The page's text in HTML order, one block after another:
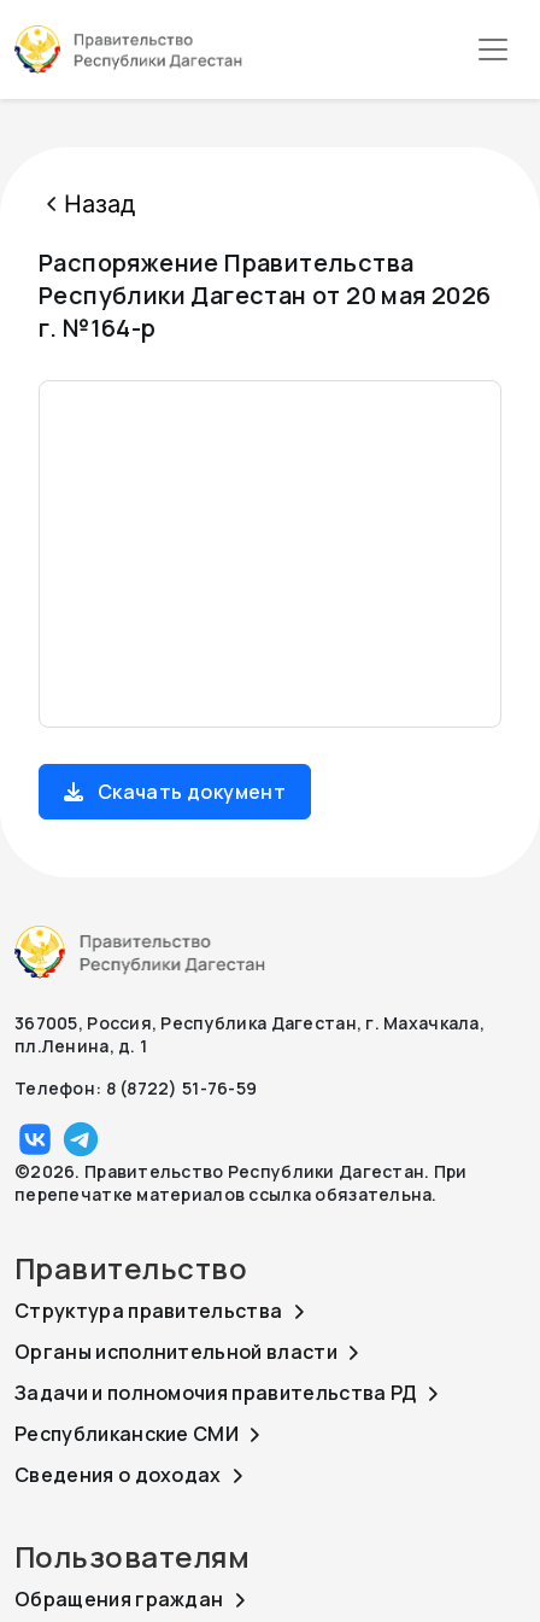
Назад
Распоряжение Правительства
Республики Дагестан от 20 мая 2026
г. №164-р
Скачать документ
367005, Россия, Республика Дагестан, г. Махачкала,
пл.Ленина, д. 1
Телефон: 8 (8722) 51-76-59
©2026. Правительство Республики Дагестан. При
перепечатке материалов ссылка обязательна.
Правительство
Структура правительства
Органы исполнительной власти
Задачи и полномочия правительства РД
Республиканские СМИ
Сведения о доходах
Пользователям
Обращения граждан